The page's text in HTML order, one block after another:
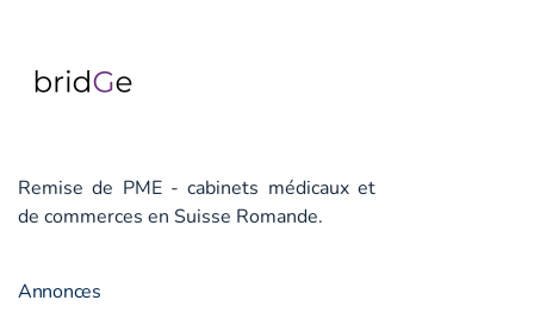
Remise de PME - cabinets médicaux et
de commerces en Suisse Romande.
Annonces